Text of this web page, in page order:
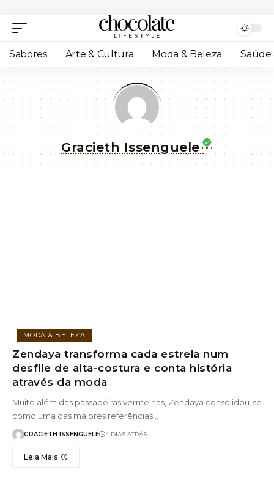
Sabores Arte & Cultura Moda & Beleza Saúde
Gracieth Issenguele
MODA & BELEZA
Zendaya transforma cada estreia num
desfile de alta-costura e conta história
através da moda
Muito além das passadeiras vermelhas, Zendaya consolidou-se
como uma das maiores referências…
GRACIETH ISSENGUELE 4 DIAS ATRÁS
Leia Mais